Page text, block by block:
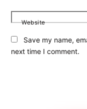
Website
Save my name,
next time I comment.